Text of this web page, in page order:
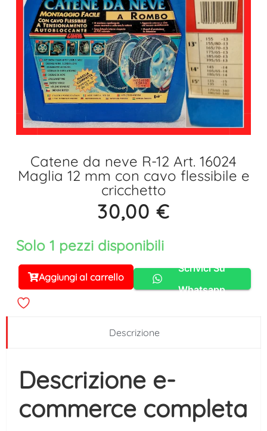
Catene da neve R-12 Art. 16024
Maglia 12 mm con cavo flessibile e
cricchetto
30,00 €
Solo 1 pezzi disponibili
Aggiungi al carrello
Alternative:
Scrivici Su
Whatsapp
Descrizione
Descrizione e-
commerce completa